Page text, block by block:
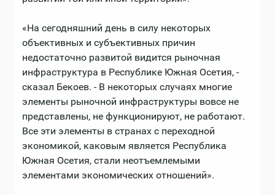
«На сегодняшний день в силу некоторых
объективных и субъективных причин
недостаточно развитой видится рыночная
инфраструктура в Республике Южная Осетия, -
сказал Бекоев. - В некоторых случаях многие
элементы рыночной инфраструктуры вовсе не
представлены, не функционируют, не работают.
Все эти элементы в странах с переходной
экономикой, каковым является Республика
Южная Осетия, стали неотъемлемыми
элементами экономических отношений».